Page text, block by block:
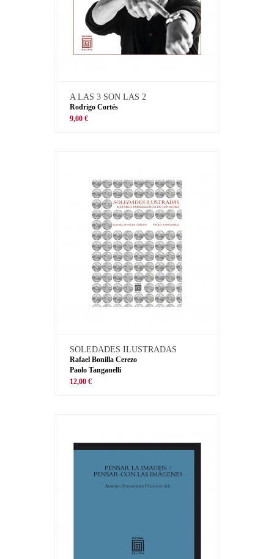
A LAS 3 SON LAS 2
Rodrigo Cortés
9,00 €
SOLEDADES ILUSTRADAS
Rafael Bonilla Cerezo
Paolo Tanganelli
12,00 €